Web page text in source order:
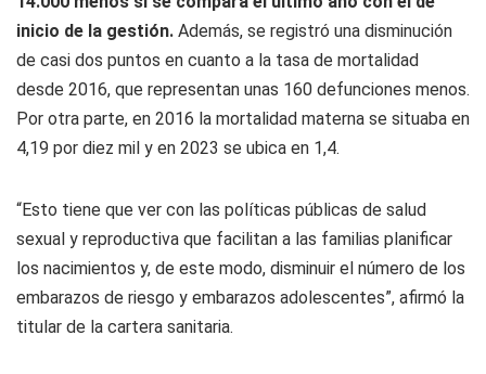
inicio de la gestión. Además, se registró una disminución
de casi dos puntos en cuanto a la tasa de mortalidad
desde 2016, que representan unas 160 defunciones menos.
Por otra parte, en 2016 la mortalidad materna se situaba en
4,19 por diez mil y en 2023 se ubica en 1,4.
“Esto tiene que ver con las políticas públicas de salud
sexual y reproductiva que facilitan a las familias planificar
los nacimientos y, de este modo, disminuir el número de los
embarazos de riesgo y embarazos adolescentes”, afirmó la
titular de la cartera sanitaria.